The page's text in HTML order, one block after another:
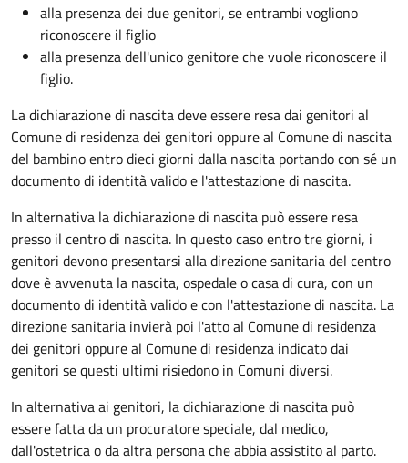
alla presenza dei due genitori, se entrambi vogliono
riconoscere il figlio
alla presenza dell'unico genitore che vuole riconoscere il
figlio.
La dichiarazione di nascita deve essere resa dai genitori al
Comune di residenza dei genitori oppure al Comune di nascita
del bambino entro dieci giorni dalla nascita portando con sé un
documento di identità valido e l'attestazione di nascita.
In alternativa la dichiarazione di nascita può essere resa
presso il centro di nascita. In questo caso entro tre giorni, i
genitori devono presentarsi alla direzione sanitaria del centro
dove è avvenuta la nascita, ospedale o casa di cura, con un
documento di identità valido e con l'attestazione di nascita. La
direzione sanitaria invierà poi l'atto al Comune di residenza
dei genitori oppure al Comune di residenza indicato dai
genitori se questi ultimi risiedono in Comuni diversi.
In alternativa ai genitori, la dichiarazione di nascita può
essere fatta da un procuratore speciale, dal medico,
dall'ostetrica o da altra persona che abbia assistito al parto.